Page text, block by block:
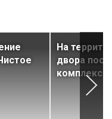
На
двора
комплекс